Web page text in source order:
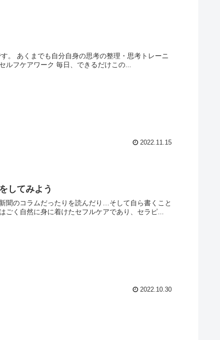
。 あくまでも自分自身の思考の整理・思考トレーニ
フケアワーク 毎日、できるだけこの...
2022.11.15
してみよう
聞のコラムだったりを読んだり…そして自ら書くこと
く自然に身に着けたセフルケアであり、セラピ...
2022.10.30